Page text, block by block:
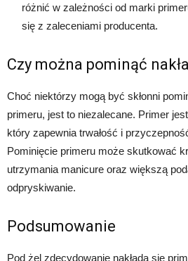
różnić w zależności od marki
się z zaleceniami producenta.
Czy można pominąć
Choć niektórzy mogą być skłonni
primeru, jest to niezalecane. Primer
który zapewnia trwałość i
Pominięcie primeru może skutkować
utrzymania manicure oraz większą
odpryskiwanie.
Podsumowanie
Pod żel zdecydowanie nakłada się